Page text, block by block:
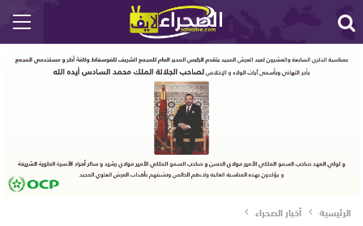
الرئيسية أخبار الصحراء